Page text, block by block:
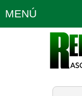
MENÚ
Política